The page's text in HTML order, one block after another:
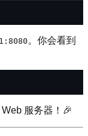
。你会看到
服务器！🎉